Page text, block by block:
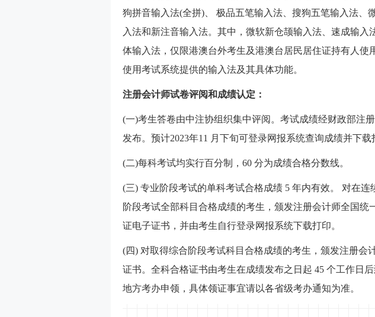
狗拼音输入法(全拼)、 极品五笔输入法、搜狗五笔输入法、
入法和新注音输入法。其中，微软新仓颉输入法、速成输入
体输入法，仅限港澳台外考生及港澳台居民居住证持有人使
使用考试系统提供的输入法及其具体功能。
注册会计师试卷评阅和成绩认定：
(一)考生答卷由中注协组织集中评阅。考试成绩经财政部注
发布。预计2023年11 月下旬可登录网报系统查询成绩并下载
(二)每科考试均实行百分制，60 分为成绩合格分数线。
(三) 专业阶段考试的单科考试合格成绩 5 年内有效。 对在连
阶段考试全部科目合格成绩的考生，颁发注册会计师全国统
证电子证书，并由考生自行登录网报系统下载打印。
(四) 对取得综合阶段考试科目合格成绩的考生，颁发注册会
证书。全科合格证书由考生在成绩发布之日起 45 个工作日
地方考办申领，具体领证事宜请以各省级考办通知为准。